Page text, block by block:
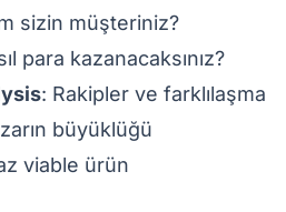
sizin müşteriniz?
para kazanacaksınız?
: Rakipler ve farklılaşma
büyüklüğü
viable ürün